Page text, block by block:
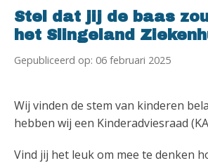
Stel dat jij de baas
het Slingeland
Gepubliceerd op: 06 februari 2025
Wij vinden de stem van kinderen
hebben wij een Kinderadviesraad
Vind jij het leuk om mee te denken